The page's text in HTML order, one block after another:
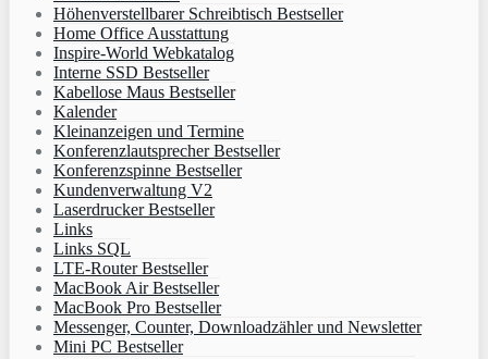
Höhenverstellbarer Schreibtisch Bestseller
Home Office Ausstattung
Inspire-World Webkatalog
Interne SSD Bestseller
Kabellose Maus Bestseller
Kalender
Kleinanzeigen und Termine
Konferenzlautsprecher Bestseller
Konferenzspinne Bestseller
Kundenverwaltung V2
Laserdrucker Bestseller
Links
Links SQL
LTE-Router Bestseller
MacBook Air Bestseller
MacBook Pro Bestseller
Messenger, Counter, Downloadzähler und Newsletter
Mini PC Bestseller